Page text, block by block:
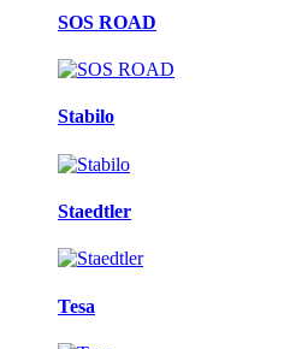
SOS ROAD
Stabilo
Staedtler
Tesa